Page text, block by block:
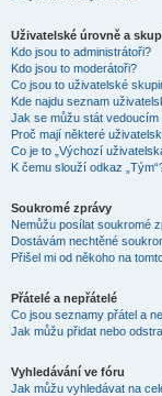
Uživatelské úrovně a
Kdo jsou to administrátoři?
Kdo jsou to moderátoři?
Co jsou to uživatelské
Kde najdu seznam
Jak se můžu stát vedoucím
Proč mají některé
Co je to „Výchozí
K čemu slouží odkaz
Soukromé zprávy
Nemůžu posílat soukromé
Dostávám nechtěné
Přišel mi od někoho na
Přátelé a nepřátelé
Co jsou seznamy přátel a
Jak můžu přidat nebo
Vyhledávání ve fóru
Jak můžu vyhledávat na